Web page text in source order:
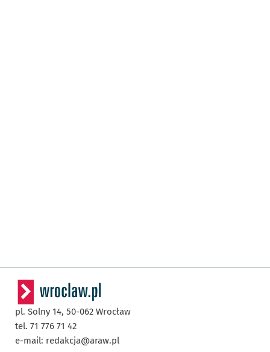
pl. Solny 14, 50-062 Wrocław
tel. 71 776 71 42
e-mail: redakcja@araw.pl